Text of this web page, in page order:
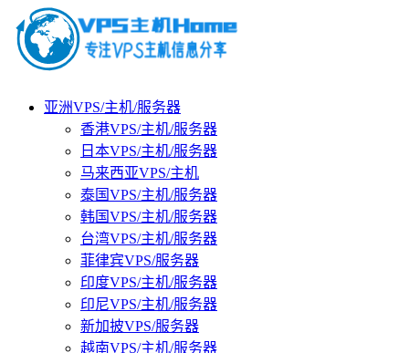
亚洲VPS/主机/服务器
香港VPS/主机/服务器
日本VPS/主机/服务器
马来西亚VPS/主机
泰国VPS/主机/服务器
韩国VPS/主机/服务器
台湾VPS/主机/服务器
菲律宾VPS/服务器
印度VPS/主机/服务器
印尼VPS/主机/服务器
新加披VPS/服务器
越南VPS/主机/服务器